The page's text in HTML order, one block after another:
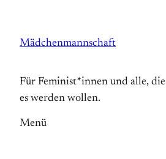
springen
Mädchenmannschaft
Für Feminist*innen und alle, die
es werden wollen.
Menü